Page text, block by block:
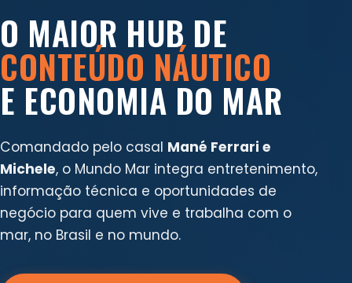
O MAIOR HUB DE
CONTEÚDO NÁUTICO
E ECONOMIA DO MAR
Comandado pelo casal Mané Ferrari e
Michele, o Mundo Mar integra entretenimento,
informação técnica e oportunidades de
negócio para quem vive e trabalha com o
mar, no Brasil e no mundo.